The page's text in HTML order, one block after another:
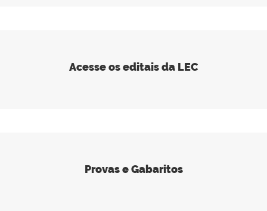
Acesse os editais da LEC
Provas e Gabaritos